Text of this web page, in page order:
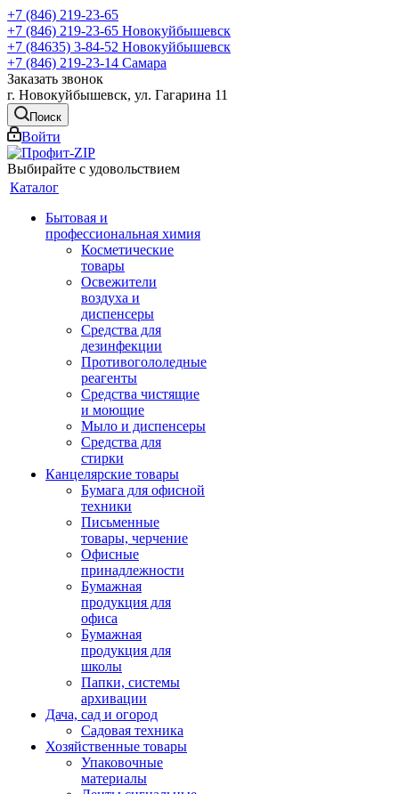
+7 (846) 219-23-65
+7 (846) 219-23-65 Новокуйбышевск
+7 (84635) 3-84-52 Новокуйбышевск
+7 (846) 219-23-14 Самара
Заказать звонок
г. Новокуйбышевск, ул. Гагарина 11
Поиск
Войти
Выбирайте с удовольствием
Каталог
Бытовая и
профессиональная химия
Косметические
товары
Освежители
воздуха и
диспенсеры
Средства для
дезинфекции
Противогололедные
реагенты
Средства чистящие
и моющие
Мыло и диспенсеры
Средства для
стирки
Канцелярские товары
Бумага для офисной
техники
Письменные
товары, черчение
Офисные
принадлежности
Бумажная
продукция для
офиса
Бумажная
продукция для
школы
Папки, системы
архивации
Дача, сад и огород
Садовая техника
Хозяйственные товары
Упаковочные
материалы